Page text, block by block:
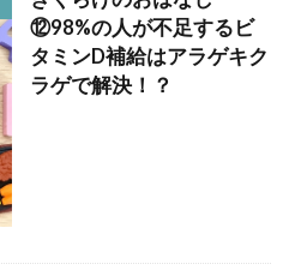
⑫98%の人が不足するビ
タミンD補給はアラゲキク
ラゲで解決！？